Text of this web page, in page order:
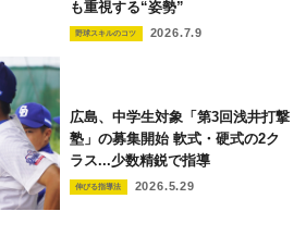
も重視する“姿勢”
野球スキルのコツ 2026.7.9
広島、中学生対象「第3回浅井打撃
塾」の募集開始 軟式・硬式の2ク
ラス...少数精鋭で指導
伸びる指導法 2026.5.29